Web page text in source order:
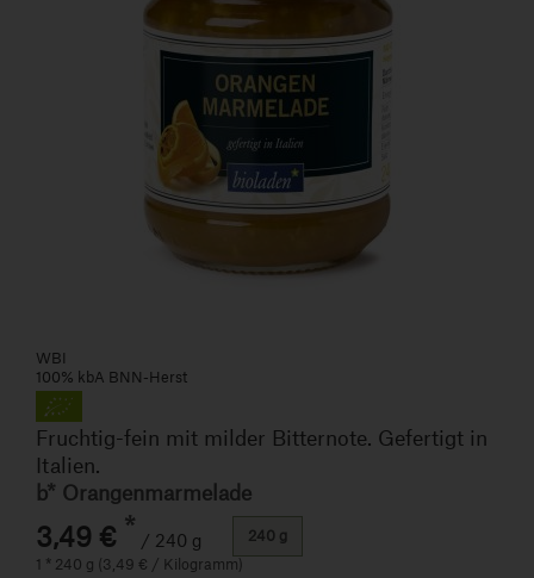
WBI
100% kbA BNN-Herst
Fruchtig-fein mit milder Bitternote. Gefertigt in
Italien.
b* Orangenmarmelade
3,49 € * / 240 g
1 * 240 g (3,49 € / Kilogramm)
240 g